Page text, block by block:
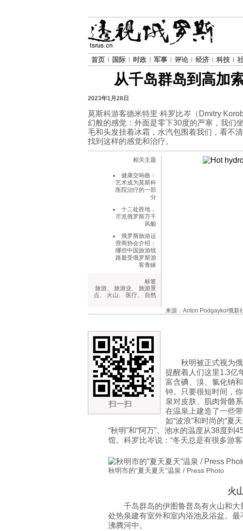
首页 国际 时政 军事 评论 经济 科技
从千岛群岛到高加
2023年1月28日
莫斯科游客德米特里·科罗比岑（Dmitry
幻般的感觉：外面是零下30度的严寒，我们
毛和头发挂着冰霜，水汽包围着我们，看不
找到这样的感觉和治疗。
相关主题
健康交响曲：
艺术成为莫斯科
医院治疗的一部
分
十二处胜地，
尽览俄罗斯万千
风貌
俄罗斯旅游运
营商协会介绍：
哪些中国旅游线
路最受俄罗斯游
客青睐
标签
旅游、 旅游业、 旅游景
点、 火山、 医疗、 自然
来源：Anton Podgayko/俄新
扫一扫
秋明被正式视为
提醒着人们这里1.3亿
富含碘、溴、氯化钠
钟。只要很短时间，
泉对皮肤、肌肉骨骼
在温泉上建造了一些
如“波浪”和时尚的“夏
“秋明”和“阿万”。池水的温度从38度
馆。科罗比岑说：“冬天总是有很多游
秋明市的“夏天夏天”温泉 / Press Photo
火
千岛群岛的伊图鲁普岛有火山和大
处热泉建有室外和室内浴池及浴盆。
沸腾河中。